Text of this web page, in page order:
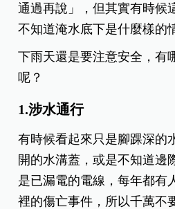
通過再說」，但其實有時候
不知道淹水底下是什麼樣的
下雨天還是要注意安全，有
呢？
1.涉水通行
有時候看起來只是腳踝深的
開的水溝蓋，或是不知道邊
是已漏電的電線，每年都有
裡的傷亡事件，所以千萬不